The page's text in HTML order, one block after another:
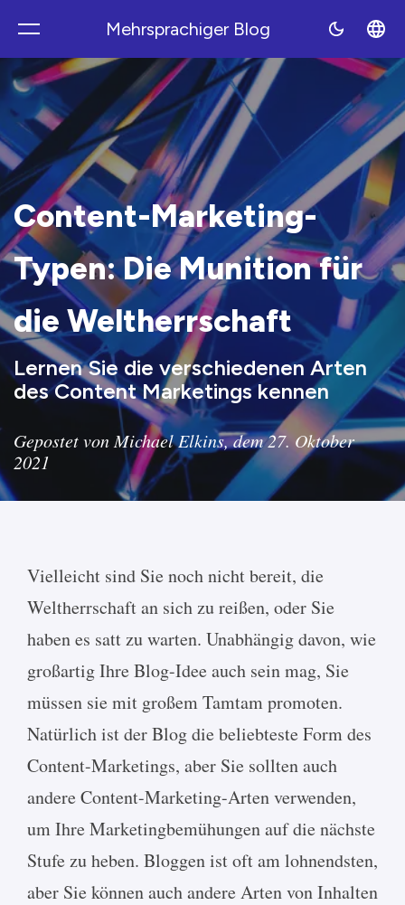
Polyblog
Mehrsprachiger Blog
Content-Marketing-
Typen: Die Munition für
die Weltherrschaft
Lernen Sie die verschiedenen Arten
des Content Marketings kennen
Gepostet von Michael Elkins, dem 27. Oktober
2021
Vielleicht sind Sie noch nicht bereit, die
Weltherrschaft an sich zu reißen, oder Sie
haben es satt zu warten. Unabhängig davon, wie
großartig Ihre Blog-Idee auch sein mag, Sie
müssen sie mit großem Tamtam promoten.
Natürlich ist der Blog die beliebteste Form des
Content-Marketings, aber Sie sollten auch
andere Content-Marketing-Arten verwenden,
um Ihre Marketingbemühungen auf die nächste
Stufe zu heben. Bloggen ist oft am lohnendsten,
aber Sie können auch andere Arten von Inhalten